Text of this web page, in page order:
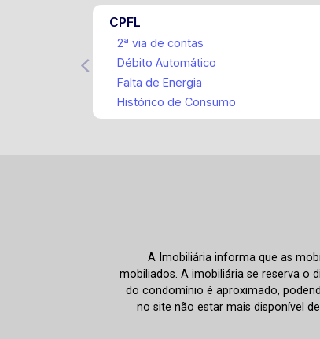
CPFL
2ª via de contas
Débito Automático
Falta de Energia
Histórico de Consumo
A Imobiliária informa que as
mobiliados. A imobiliária se reserva o
do condomínio é aproximado,
no site não estar mais disponível